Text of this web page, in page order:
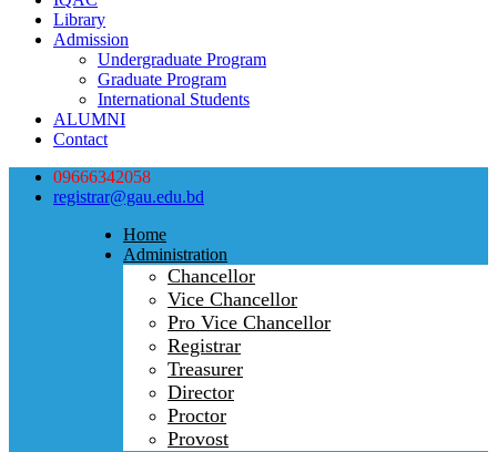
Library
Admission
Undergraduate Program
Graduate Program
International Students
ALUMNI
Contact
09666342058
registrar@gau.edu.bd
Home
Administration
Chancellor
Vice Chancellor
Pro Vice Chancellor
Registrar
Treasurer
Director
Proctor
Provost